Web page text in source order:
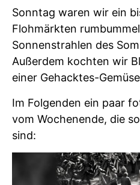
Sonntag waren wir ein
Flohmärkten
Sonnenstrahlen des
Außerdem kochten wir
einer Gehacktes-
Im Folgenden ein paar
vom Wochenende, die
sind: